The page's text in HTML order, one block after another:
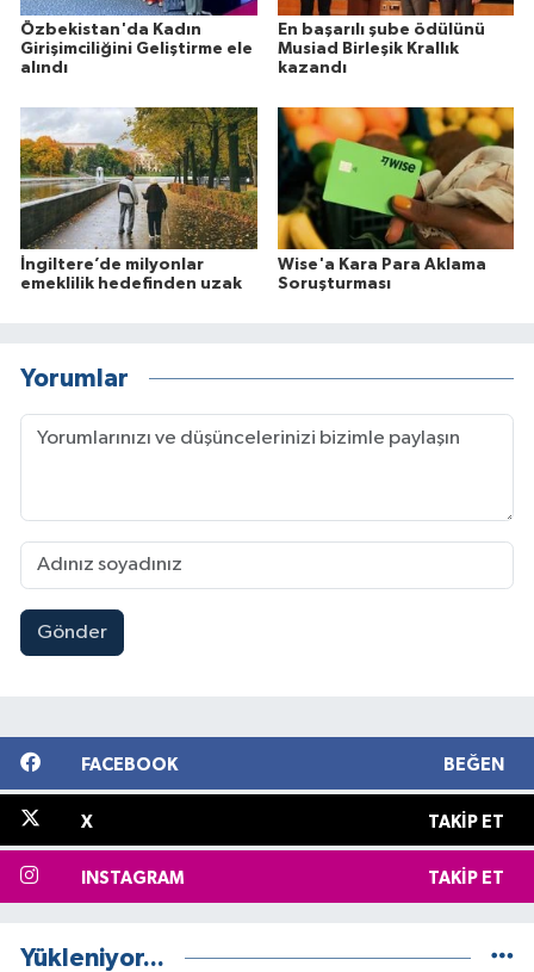
Özbekistan'da Kadın
Girişimciliğini Geliştirme ele
alındı
En başarılı şube ödülünü
Musiad Birleşik Krallık
kazandı
İngiltere’de milyonlar
emeklilik hedefinden uzak
Wise'a Kara Para Aklama
Soruşturması
Yorumlar
Gönder
FACEBOOK BEĞEN
X TAKIP ET
INSTAGRAM TAKIP ET
Yükleniyor...